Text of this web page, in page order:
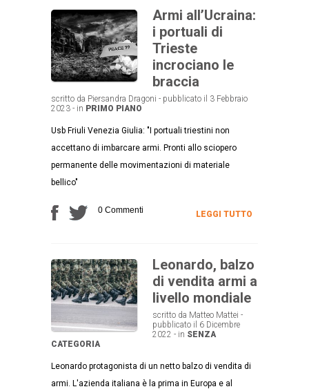
Armi all’Ucraina:
i portuali di
Trieste
incrociano le
braccia
scritto da Piersandra Dragoni - pubblicato il 3 Febbraio
2023 - in PRIMO PIANO
Usb Friuli Venezia Giulia: "I portuali triestini non
accettano di imbarcare armi. Pronti allo sciopero
permanente delle movimentazioni di materiale
bellico"
0 Commenti LEGGI TUTTO
Leonardo, balzo
di vendita armi a
livello mondiale
scritto da Matteo Mattei -
pubblicato il 6 Dicembre
2022 - in SENZA
CATEGORIA
Leonardo protagonista di un netto balzo di vendita di
armi. L'azienda italiana è la prima in Europa e al